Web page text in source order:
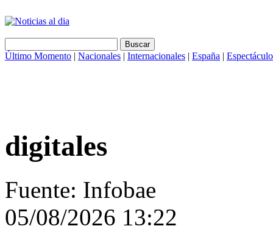
Último Momento | Nacionales | Internacionales | España |
digitales
Fuente: Infobae
05/08/2026 13:22